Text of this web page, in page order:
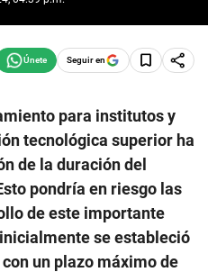
Seguir en
para institutos y
tecnológica superior ha
de la duración del
pondría en riesgo las
de este importante
se estableció
un plazo máximo de